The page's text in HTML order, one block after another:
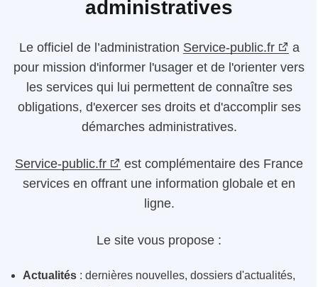
administratives
Le officiel de l’administration Service-public.fr
a
pour mission d'informer l'usager et de l'orienter vers
les services qui lui permettent de connaître ses
obligations, d'exercer ses droits et d'accomplir ses
démarches administratives.
Service-public.fr
est complémentaire des France
services en offrant une information globale et en
ligne.
Le site vous propose :
Actualités : dernières nouvelles, dossiers d'actualités,